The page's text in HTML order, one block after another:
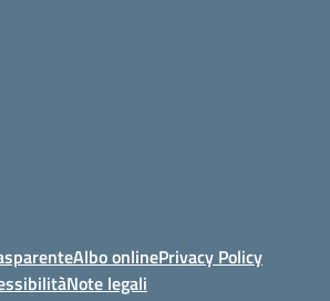
Albo onlinePrivacy Policy
Note legali